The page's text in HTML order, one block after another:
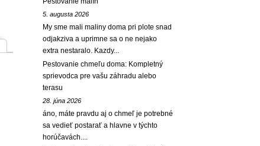
5. augusta 2026
My sme mali maliny doma pri plote snad
odjakziva a uprimne sa o ne nejako
extra nestaralo. Kazdy...
Pestovanie chmeľu doma: Kompletný
sprievodca pre vašu záhradu alebo
terasu
28. júna 2026
áno, máte pravdu aj o chmeľ je potrebné
sa vedieť postarať a hlavne v týchto
horúčavách....